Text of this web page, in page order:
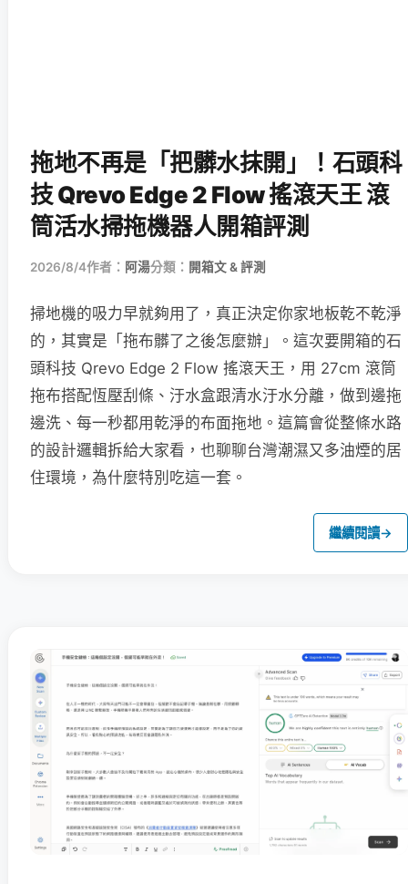
拖地不再是「把髒水抹開」！石頭科
技 Qrevo Edge 2 Flow 搖滾天王 滾
筒活水掃拖機器人開箱評測
2026/8/4作者： 阿湯分類： 開箱文 & 評測
掃地機的吸力早就夠用了，真正決定你家地板乾不乾淨
的，其實是「拖布髒了之後怎麼辦」。這次要開箱的石
頭科技 Qrevo Edge 2 Flow 搖滾天王，用 27cm 滾筒
拖布搭配恆壓刮條、汙水盒跟清水汙水分離，做到邊拖
邊洗、每一秒都用乾淨的布面拖地。這篇會從整條水路
的設計邏輯拆給大家看，也聊聊台灣潮濕又多油煙的居
住環境，為什麼特別吃這一套。
繼續閱讀→